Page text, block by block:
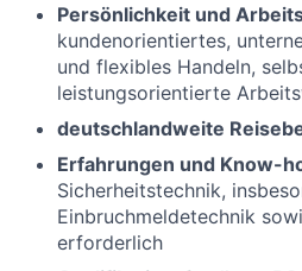
Persönlichkeit und
kundenorientiertes,
und flexibles Handeln,
leistungsorientierte
deutschlandweite
Erfahrungen und Know-
Sicherheitstechnik,
Einbruchmeldetechnik
erforderlich